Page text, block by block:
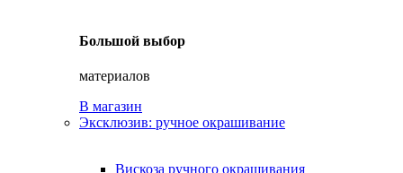
Большой выбор
материалов
В магазин
Эксклюзив: ручное окрашивание
Вискоза ручного окрашивания